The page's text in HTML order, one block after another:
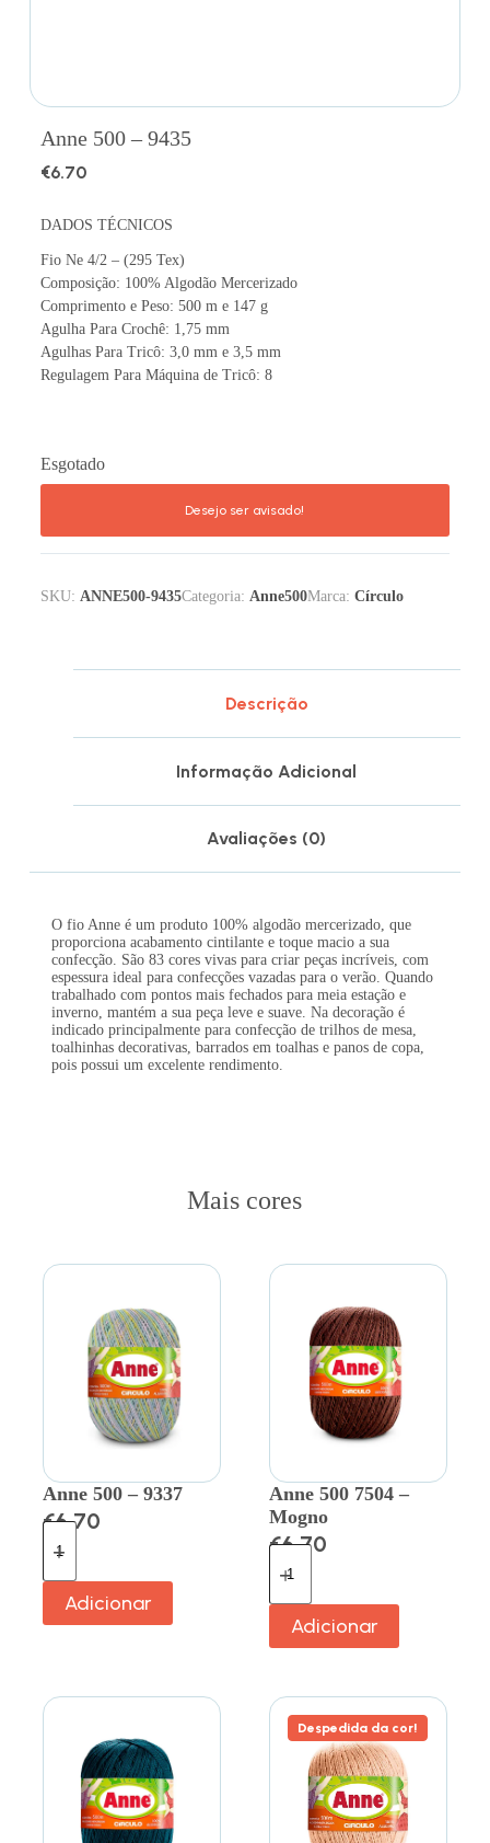
Anne 500 – 9435
€6.70
DADOS TÉCNICOS
Fio Ne 4/2 – (295 Tex)
Composição: 100% Algodão Mercerizado
Comprimento e Peso: 500 m e 147 g
Agulha Para Crochê: 1,75 mm
Agulhas Para Tricô: 3,0 mm e 3,5 mm
Regulagem Para Máquina de Tricô: 8
Esgotado
SKU: ANNE500-9435Categoria: Anne500Marca: Círculo
Descrição
Informação Adicional
Avaliações (0)
O fio Anne é um produto 100% algodão mercerizado, que
proporciona acabamento cintilante e toque macio a sua
confecção. São 83 cores vivas para criar peças incríveis, com
espessura ideal para confecções vazadas para o verão. Quando
trabalhado com pontos mais fechados para meia estação e
inverno, mantém a sua peça leve e suave. Na decoração é
indicado principalmente para confecção de trilhos de mesa,
toalhinhas decorativas, barrados em toalhas e panos de copa,
pois possui um excelente rendimento.
Mais cores
Anne 500 – 9337
€6.70
Adicionar
Anne 500 7504 –
Mogno
€6.70
Adicionar
Despedida da cor!